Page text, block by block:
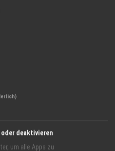
deaktivieren
um alle Apps zu